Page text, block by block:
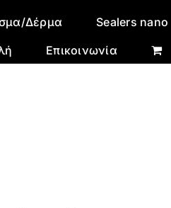
Δέρμα Sealers nano
Επικοινωνία